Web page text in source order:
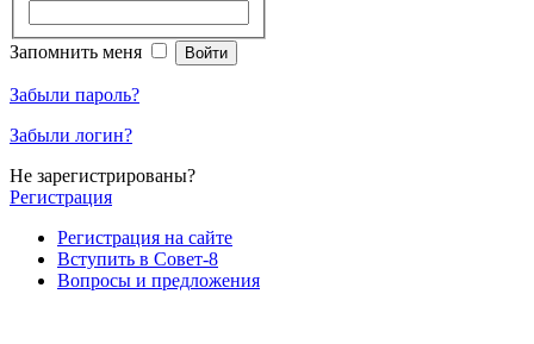
Запомнить меня
Забыли пароль?
Забыли логин?
Не зарегистрированы?
Регистрация
Регистрация на сайте
Вступить в Совет-8
Вопросы и предложения